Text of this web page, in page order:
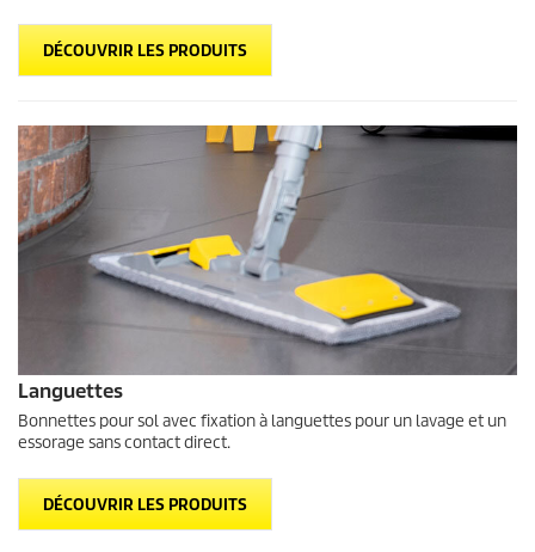
DÉCOUVRIR LES PRODUITS
Languettes
Bonnettes pour sol avec fixation à languettes pour un lavage et un
essorage sans contact direct.
DÉCOUVRIR LES PRODUITS